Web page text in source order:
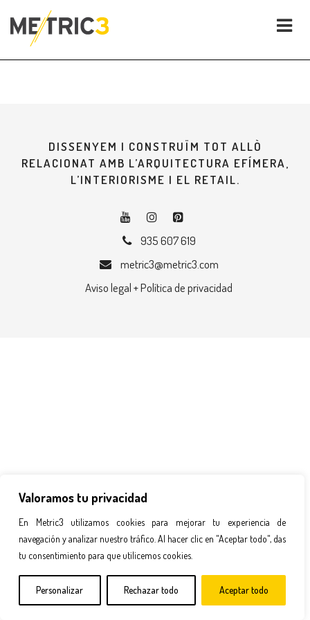
Valoramos tu privacidad
En Metric3 utilizamos cookies para mejorar tu experiencia de
navegación y analizar nuestro tráfico. Al hacer clic en "Aceptar todo", das
tu consentimiento para que utilicemos cookies.
Personalizar Rechazar todo Aceptar todo
DISSENYEM I CONSTRUÏM TOT ALLÒ
RELACIONAT AMB L’ARQUITECTURA EFÍMERA,
L’INTERIORISME I EL RETAIL.
935 607 619
metric3@metric3.com
Aviso legal + Política de privacidad